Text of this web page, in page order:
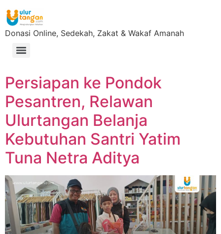
Donasi Online, Sedekah, Zakat & Wakaf Amanah
Persiapan ke Pondok
Pesantren, Relawan
Ulurtangan Belanja
Kebutuhan Santri Yatim
Tuna Netra Aditya